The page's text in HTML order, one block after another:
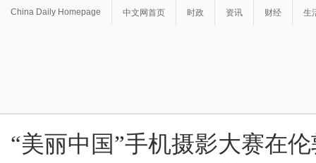
China Daily Homepage 中文网首页 时政 资讯 财经 生
“美丽中国”手机摄影大赛在